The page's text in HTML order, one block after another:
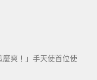
麼爽！」手天使首位使